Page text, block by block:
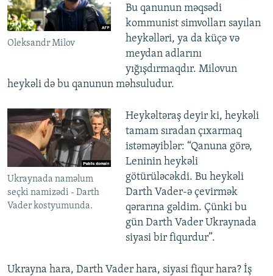
Oleksandr Milov
Bu qanunun məqsədi
kommunist simvolları sayılan
heykəlləri, ya da küçə və
meydan adlarını
yığışdırmaqdır. Milovun
heykəli də bu qanunun məhsuludur.
Ukraynada naməlum
seçki namizədi - Darth
Vader kostyumunda.
Heykəltəraş deyir ki, heykəli
tamam sıradan çıxarmaq
istəməyiblər: “Qanuna görə,
Leninin heykəli
götürüləcəkdi. Bu heykəli
Darth Vader-ə çevirmək
qərarına gəldim. Çünki bu
gün Darth Vader Ukraynada
siyasi bir fiqurdur”.
Ukrayna hara, Darth Vader hara, siyasi fiqur hara? İş